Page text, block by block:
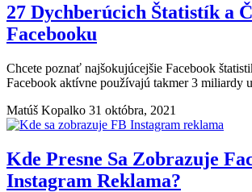
27 Dychberúcich Štatistík a
Facebooku
Chcete poznať najšokujúcejšie Facebook
Facebook aktívne používajú takmer 3 miliardy
Matúš Kopalko 31 októbra, 2021
Kde Presne Sa Zobrazuje
Instagram Reklama?